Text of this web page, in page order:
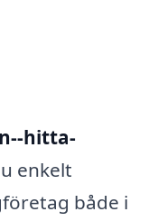
hitta-
enkelt
både i